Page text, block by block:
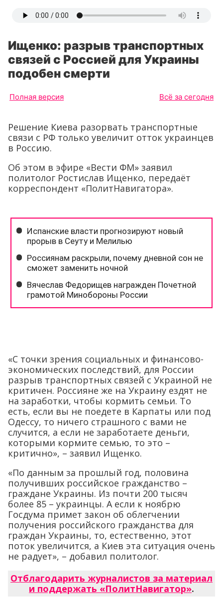
Ищенко: разрыв транспортных
связей с Россией для Украины
подобен смерти
Полная версия Всё за сегодня
Решение Киева разорвать транспортные
связи с РФ только увеличит отток украинцев
в Россию.
Об этом в эфире «Вести ФМ» заявил
политолог Ростислав Ищенко, передаёт
корреспондент «ПолитНавигатора».
«С точки зрения социальных и финансово-
экономических последствий, для России
разрыв транспортных связей с Украиной не
критичен. Россияне же на Украину ездят не
на заработки, чтобы кормить семьи. То
есть, если вы не поедете в Карпаты или под
Одессу, то ничего страшного с вами не
случится, а если не заработаете деньги,
которыми кормите семью, то это –
критично», – заявил Ищенко.
«По данным за прошлый год, половина
получивших российское гражданство –
граждане Украины. Из почти 200 тысяч
более 85 – украинцы. А если к ноябрю
Госдума примет закон об облегчении
получения российского гражданства для
граждан Украины, то, естественно, этот
поток увеличится, а Киев эта ситуация очень
не радует», – добавил политолог.
Отблагодарить журналистов за материал
и поддержать «ПолитНавигатор».